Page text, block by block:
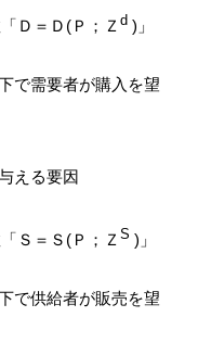
Ｄ＝Ｄ(Ｐ；Ｚd )」
で需要者が購入を望
える要因
Ｓ＝Ｓ(Ｐ；ＺS )」
で供給者が販売を望